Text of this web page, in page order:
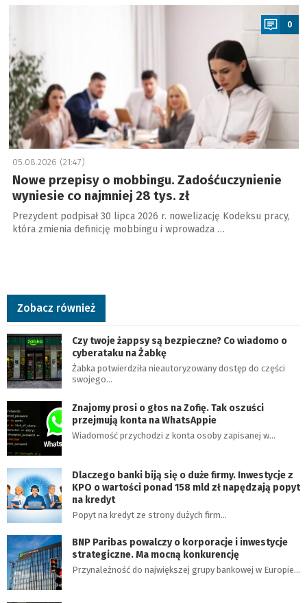
0
05.08.2026 (21:47)
Nowe przepisy o mobbingu. Zadośćuczynienie
wyniesie co najmniej 28 tys. zł
Prezydent podpisał 30 lipca 2026 r. nowelizację Kodeksu pracy,
która zmienia definicję mobbingu i wprowadza …
Zobacz również
Czy twoje żappsy są bezpieczne? Co wiadomo o
cyberataku na Żabkę
Żabka potwierdziła nieautoryzowany dostęp do części
swojego…
Znajomy prosi o głos na Zofię. Tak oszuści
przejmują konta na WhatsAppie
Wiadomość przychodzi z konta osoby zapisanej w…
Dlaczego banki biją się o duże firmy. Inwestycje z
KPO o wartości ponad 158 mld zł napędzają popyt
na kredyt
Popyt na kredyt ze strony dużych firm…
BNP Paribas powalczy o korporacje i inwestycje
strategiczne. Ma mocną konkurencję
Przynależność do największej grupy bankowej w Europie…